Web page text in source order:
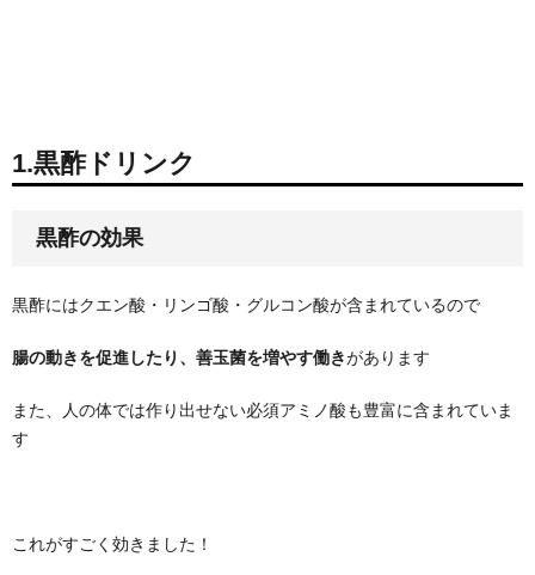
1.黒酢ドリンク
黒酢の効果
黒酢にはクエン酸・リンゴ酸・グルコン酸が含まれているので
腸の動きを促進したり、善玉菌を増やす働きがあります
また、人の体では作り出せない必須アミノ酸も豊富に含まれていま
す
これがすごく効きました！